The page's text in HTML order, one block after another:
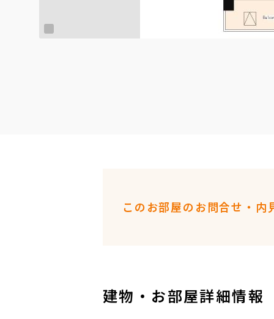
このお部屋のお問合せ・内
建物・お部屋詳細情報